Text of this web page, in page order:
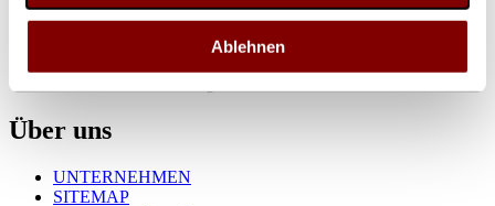
Ablehnen
Sonstige Anfragen:
Wir werden uns schnellstmöglich bei Ihnen melden.
Über uns
UNTERNEHMEN
SITEMAP